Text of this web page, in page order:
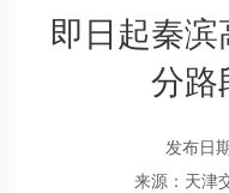
即日起秦滨
分路
发布日
来源：天津